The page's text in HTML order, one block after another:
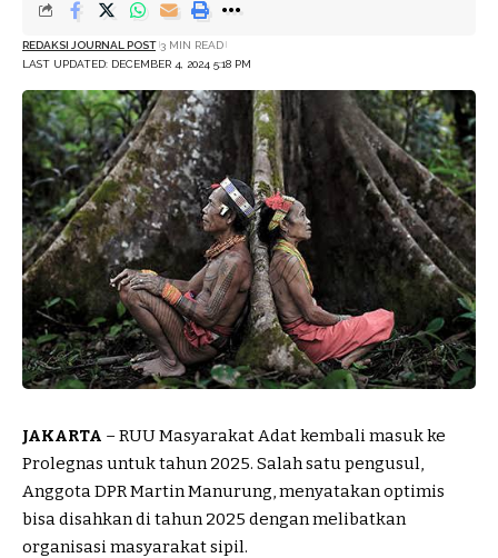
LAST UPDATED: DECEMBER 4, 2024 5:18 PM
REDAKSI JOURNAL POST 3 MIN READ
JAKARTA – RUU Masyarakat Adat kembali masuk ke
Prolegnas untuk tahun 2025. Salah satu pengusul,
Anggota DPR Martin Manurung, menyatakan optimis
bisa disahkan di tahun 2025 dengan melibatkan
organisasi masyarakat sipil.